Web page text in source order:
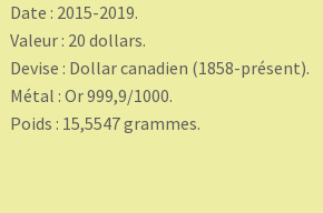
Date : 2015-2019.
Valeur : 20 dollars.
Devise : Dollar canadien (1858-présent).
Métal : Or 999,9/1000.
Poids : 15,5547 grammes.